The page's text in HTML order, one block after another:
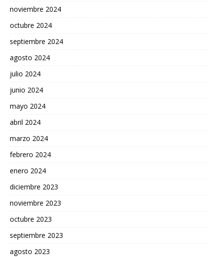
noviembre 2024
octubre 2024
septiembre 2024
agosto 2024
julio 2024
junio 2024
mayo 2024
abril 2024
marzo 2024
febrero 2024
enero 2024
diciembre 2023
noviembre 2023
octubre 2023
septiembre 2023
agosto 2023